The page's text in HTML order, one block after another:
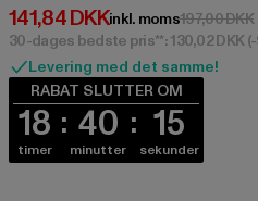
141,84 DKK
Nuværende pris: 141,84 DKK
inkl. moms197,00 DKK
30-dages bedste pris**: 130,02 DKK
Levering med det samme!
RABAT SLUTTER OM
18
timer
40
minutter
15
sekunder